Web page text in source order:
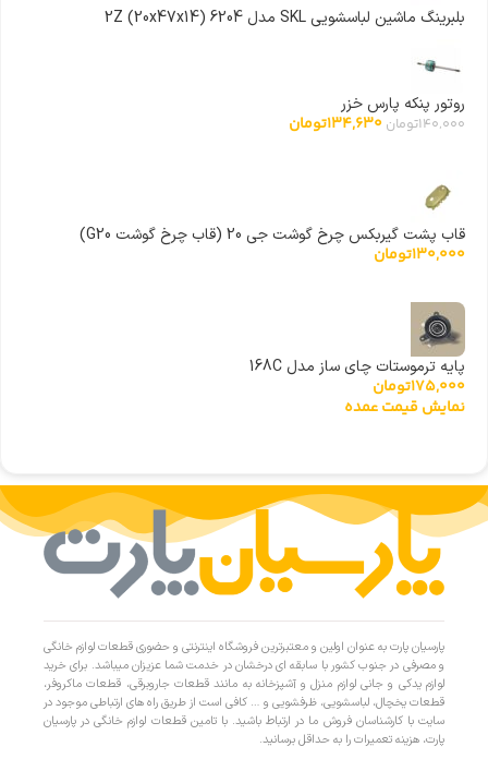
بلبرینگ ماشین لباسشویی SKL مدل 6204 (20x47x14) 2Z
روتور پنکه پارس خزر
140,000تومان 134,630تومان
قاب پشت گیربکس چرخ گوشت جی 20 (قاب چرخ گوشت G20)
130,000تومان
پایه ترموستات چای ساز مدل 168C
175,000تومان
نمایش قیمت عمده
پارسیان پارت به عنوان اولین و معتبرترین فروشگاه اینترنتی و حضوری قطعات لوازم خانگی
و مصرفی در جنوب کشور با سابقه ای درخشان در خدمت شما عزیزان میباشد. برای خرید
لوازم یدکی و جانی لوازم منزل و آشپزخانه به مانند قطعات جاروبرقی، قطعات ماکروفر،
قطعات یخچال، لباسشویی، ظرفشویی و … کافی است از طریق راه های ارتباطی موجود در
سایت با کارشناسان فروش ما در ارتباط باشید. با تامین قطعات لوازم خانگی در پارسیان
پارت، هزینه تعمیرات را به حداقل برسانید.